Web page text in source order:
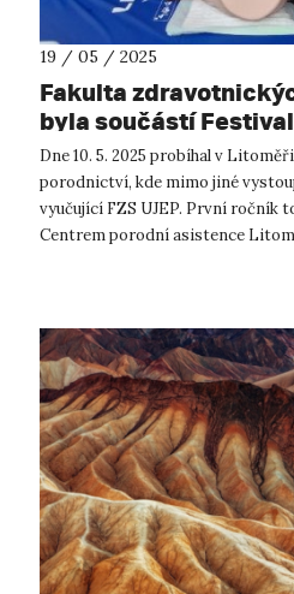
19 / 05 / 2025
Fakulta
byla součástí
porodnictví CPA
Dne 10. 5. 2025 probíhal v
porodnictví, kde mimo jiné
vyučující FZS UJEP. První ročník
Centrem porodní asistence